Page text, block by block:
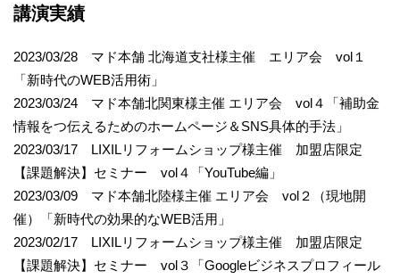
講演実績
2023/03/28 マド本舗 北海道支社様主催 エリア会 vol１
「新時代のWEB活用術」
2023/03/24 マド本舗北関東様主催 エリア会 vol４「補助金
情報をつ伝えるためのホームページ＆SNS具体的手法」
2023/03/17 LIXILリフォームショップ様主催 加盟店限定
【課題解決】セミナー vol４「YouTube編」
2023/03/09 マド本舗北陸様主催 エリア会 vol２（現地開
催）「新時代の効果的なWEB活用」
2023/02/17 LIXILリフォームショップ様主催 加盟店限定
【課題解決】セミナー vol３「Googleビジネスプロフィール